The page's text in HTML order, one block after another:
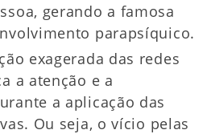
gerando a famosa
parapsíquico.
exagerada das redes
a atenção e a
a aplicação das
Ou seja, o vício pelas